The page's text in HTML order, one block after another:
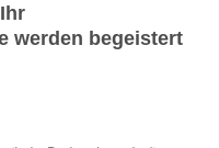
werden begeistert